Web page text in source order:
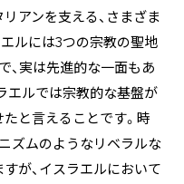
アンを支える、さまざま
ルには3つの宗教の聖地
、実は先進的な一面もあ
エルでは宗教的な基盤が
と言えることです。時
ズムのようなリベラルな
が、イスラエルにおいて